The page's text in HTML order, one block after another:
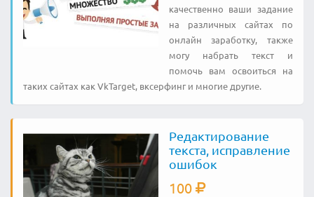
качественно ваши задание
на различных сайтах по
онлайн заработку, также
могу набрать текст и
помочь вам освоиться на
таких сайтах как VkTarget, вксерфинг и многие другие.
Редактирование
текста, исправление
ошибок
100